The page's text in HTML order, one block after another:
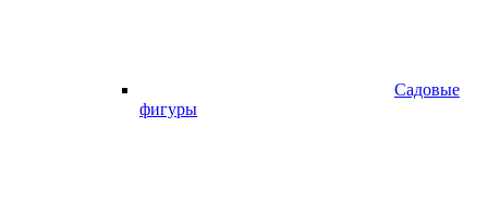
Садовые
фигуры